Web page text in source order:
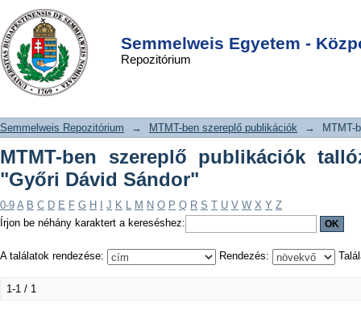
Semmelweis Egyetem -
Repozitórium
MTMT-ben szereplő publikációk
tallózása szerző szerint "Győri Dávid
Sándor"
DSpace/Manakin Repository
Semmelweis Repozitórium → MTMT-ben szereplő publikációk → MTMT-
MTMT-ben szereplő publikációk
"Győri Dávid Sándor"
0-9 A B C D E F G H J K L M N O P Q R S T U V W X Y Z
Írjon be néhány karaktert a kereséshez:
A találatok rendezése: Rendezés:
1-1 / 1